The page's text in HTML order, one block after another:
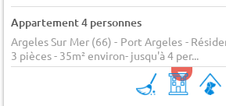
Appartement 4 personnes
Argeles Sur Mer (66) - Port Argeles -
3 pièces - 35m² environ- jusqu'à 4 per...